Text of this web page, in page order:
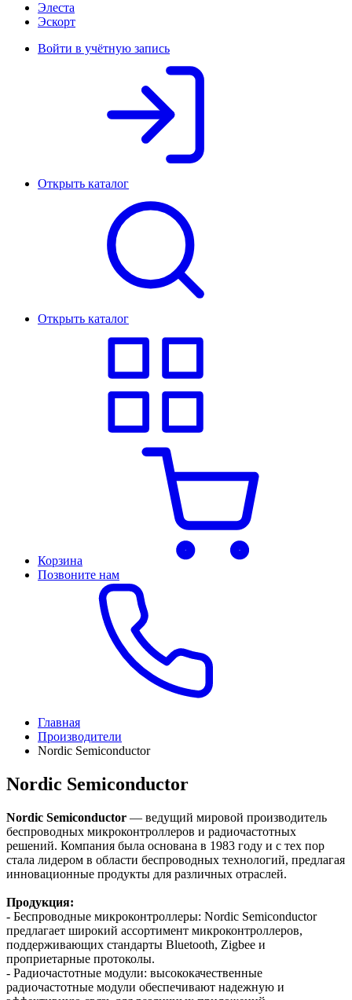
Элеста
Эскорт
Войти в учётную запись
Открыть каталог
Открыть каталог
Корзина
Позвоните нам
Главная
Производители
Nordic Semiconductor
Nordic Semiconductor
Nordic Semiconductor — ведущий мировой производитель
беспроводных микроконтроллеров и радиочастотных
решений. Компания была основана в 1983 году и с тех пор
стала лидером в области беспроводных технологий, предлагая
инновационные продукты для различных отраслей.
Продукция:
- Беспроводные микроконтроллеры: Nordic Semiconductor
предлагает широкий ассортимент микроконтроллеров,
поддерживающих стандарты Bluetooth, Zigbee и
проприетарные протоколы.
- Радиочастотные модули: высококачественные
радиочастотные модули обеспечивают надежную и